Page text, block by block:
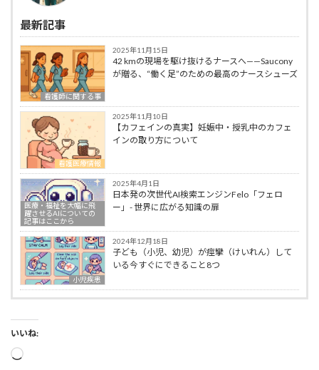
最新記事
看護師に関する事
2025年11月15日
42 kmの現場を駆け抜けるナースへ——Saucony
が贈る、“働く足”のための最高のナースシューズ
看護医療情報
2025年11月10日
【カフェインの真実】妊娠中・授乳中のカフェ
インの取り方について
医療・福祉を大幅に飛
躍させるAIについての
記事はここから
2025年4月1日
日本発の次世代AI検索エンジンFelo「フェロ
ー」- 世界に広がる知識の扉
小児疾患
2024年12月18日
子ども（小児、幼児）が痙攣（けいれん）して
いる今すぐにできること8つ
いいね:
読